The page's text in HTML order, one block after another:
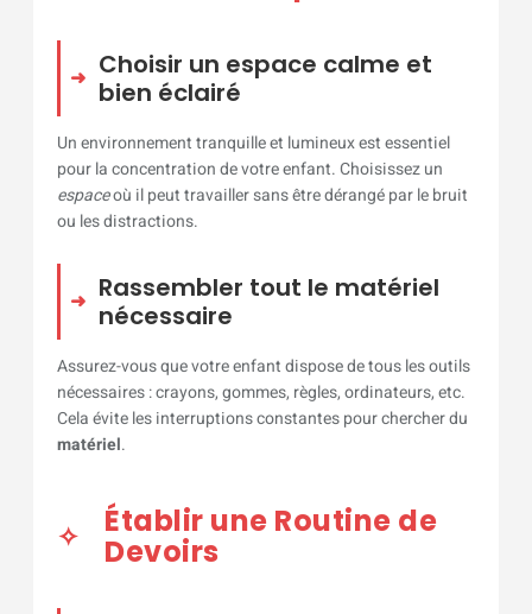
Choisir un espace calme et
bien éclairé
Un environnement tranquille et lumineux est essentiel
pour la concentration de votre enfant. Choisissez un
espaceoù il peut travailler sans être dérangé par le bruit
ou les distractions.
Rassembler tout le matériel
nécessaire
Assurez-vous que votre enfant dispose de tous les outils
nécessaires : crayons, gommes, règles, ordinateurs, etc.
Cela évite les interruptions constantes pour chercher du
matériel.
Établir une Routine de
Devoirs